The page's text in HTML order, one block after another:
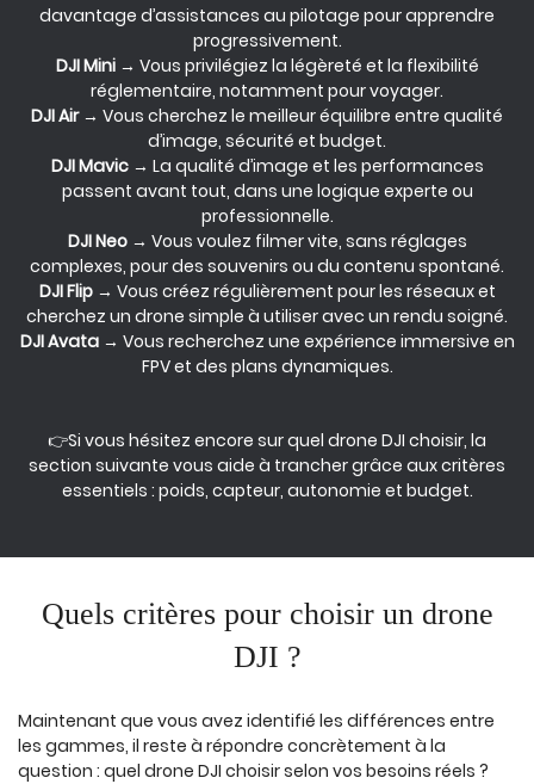
davantage d’assistances au pilotage pour apprendre
progressivement.
DJI Mini→ Vous privilégiez la légèreté et la flexibilité
réglementaire, notamment pour voyager.
DJI Air→ Vous cherchez le meilleur équilibre entre qualité
d’image, sécurité et budget.
DJI Mavic→ La qualité d’image et les performances
passent avant tout, dans une logique experte ou
professionnelle.
DJI Neo→ Vous voulez filmer vite, sans réglages
complexes, pour des souvenirs ou du contenu spontané.
DJI Flip→ Vous créez régulièrement pour les réseaux et
cherchez un drone simple à utiliser avec un rendu soigné.
DJI Avata→ Vous recherchez une expérience immersive en
FPV et des plans dynamiques.
Si vous hésitez encore sur quel drone DJI choisir, la
section suivante vous aide à trancher grâce aux critères
essentiels : poids, capteur, autonomie et budget.
Quels critères pour choisir un drone
DJI ?
Maintenant que vous avez identifié les différences entre
les gammes, il reste à répondre concrètement à la
question : quel drone DJI choisir selon vos besoins réels ?